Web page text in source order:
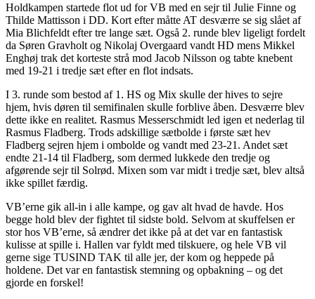
Holdkampen startede flot ud for VB med en sejr til Julie Finne og
Thilde Mattisson i DD. Kort efter måtte AT desværre se sig slået af
Mia Blichfeldt efter tre lange sæt. Også 2. runde blev ligeligt fordelt
da Søren Gravholt og Nikolaj Overgaard vandt HD mens Mikkel
Enghøj trak det korteste strå mod Jacob Nilsson og tabte knebent
med 19-21 i tredje sæt efter en flot indsats.
I 3. runde som bestod af 1. HS og Mix skulle der hives to sejre
hjem, hvis døren til semifinalen skulle forblive åben. Desværre blev
dette ikke en realitet. Rasmus Messerschmidt led igen et nederlag til
Rasmus Fladberg. Trods adskillige sætbolde i første sæt hev
Fladberg sejren hjem i ombolde og vandt med 23-21. Andet sæt
endte 21-14 til Fladberg, som dermed lukkede den tredje og
afgørende sejr til Solrød. Mixen som var midt i tredje sæt, blev altså
ikke spillet færdig.
VB’erne gik all-in i alle kampe, og gav alt hvad de havde. Hos
begge hold blev der fightet til sidste bold. Selvom at skuffelsen er
stor hos VB’erne, så ændrer det ikke på at det var en fantastisk
kulisse at spille i. Hallen var fyldt med tilskuere, og hele VB vil
gerne sige TUSIND TAK til alle jer, der kom og heppede på
holdene. Det var en fantastisk stemning og opbakning – og det
gjorde en forskel!